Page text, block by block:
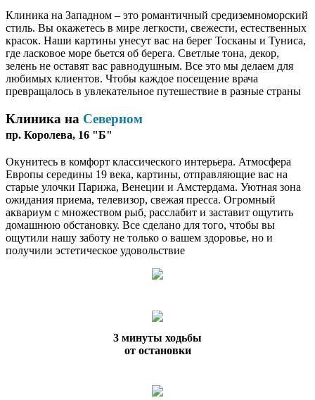
Клиника на Западном – это романтичный средиземноморский
стиль. Вы окажетесь в мире легкости, свежести, естественных
красок. Наши картины унесут вас на берег Тосканы и Туниса,
где ласковое море бьется об берега. Светлые тона, декор,
зелень не оставят вас равнодушным. Все это мы делаем для
любимых клиентов. Чтобы каждое посещение врача
превращалось в увлекательное путешествие в разные страны
Клиника на Северном
пр. Королева, 16 "Б"
Окунитесь в комфорт классического интерьера. Атмосфера
Европы середины 19 века, картины, отправляющие вас на
старые улочки Парижа, Венеции и Амстердама. Уютная зона
ожидания приема, телевизор, свежая пресса. Огромный
аквариум с множеством рыб, расслабит и заставит ощутить
домашнюю обстановку. Все сделано для того, чтобы вы
ощутили нашу заботу не только о вашем здоровье, но и
получили эстетическое удовольствие
3 минуты ходьбы
от остановки